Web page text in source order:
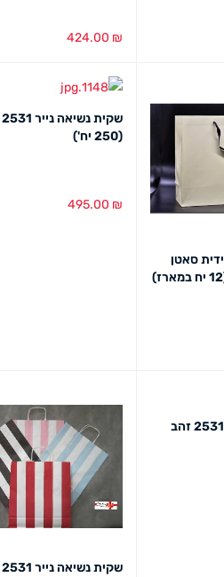
424.00 ₪
סאטן
(250 יח')
495.00 ₪
שקית נשיאה נייר 2531 זהב